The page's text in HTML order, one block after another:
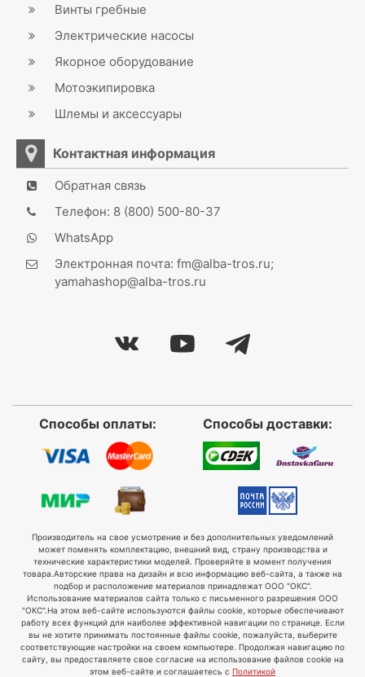
Винты гребные
Электрические насосы
Якорное оборудование
Мотоэкипировка
Шлемы и аксессуары
Контактная информация
Обратная связь
Телефон: 8 (800) 500-80-37
WhatsApp
Электронная почта: fm@alba-tros.ru;
yamahashop@alba-tros.ru
Способы оплаты: Способы доставки:
Производитель на свое усмотрение и без дополнительных уведомлений
может поменять комплектацию, внешний вид, страну производства и
технические характеристики моделей. Проверяйте в момент получения
товара. Авторские права на дизайн и всю информацию веб-сайта, а также на
подбор и расположение материалов принадлежат ООО "ОКС".
Использование материалов сайта только с письменного разрешения ООО
"ОКС".На этом веб-сайте используются файлы cookie, которые обеспечивают
работу всех функций для наиболее эффективной навигации по странице. Если
вы не хотите принимать постоянные файлы cookie, пожалуйста, выберите
соответствующие настройки на своем компьютере. Продолжая навигацию по
сайту, вы предоставляете свое согласие на использование файлов cookie на
этом веб-сайте и соглашаетесь с Политикой